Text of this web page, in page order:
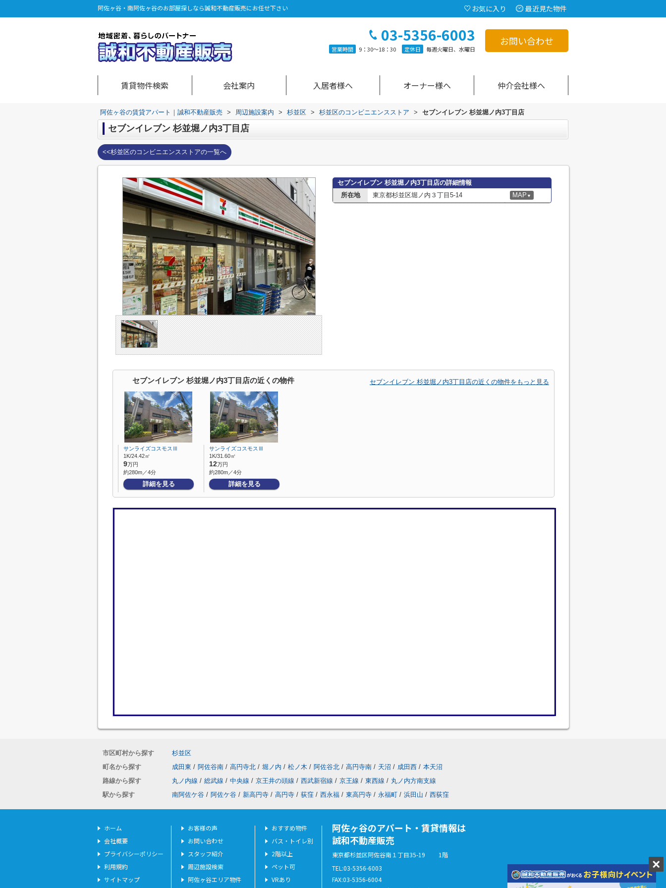
阿佐ヶ谷・南阿佐ヶ谷のお部屋探しなら誠和不動産販売にお任せ下さい お気に入り 最近見た物件
03-5356-6003
営業時間 9：30～18：30 定休日 毎週火曜日、水曜日
お問い合わせ
賃貸物件検索 会社案内 入居者様へ オーナー様へ 仲介会社様へ
阿佐ヶ谷の賃貸アパート｜誠和不動産販売 > 周辺施設案内 > 杉並区 > 杉並区のコンビニエンスストア > セブンイレブン 杉並堀ノ内3丁目店
セブンイレブン 杉並堀ノ内3丁目店
<<杉並区のコンビニエンスストアの一覧へ
セブンイレブン 杉並堀ノ内3丁目店の詳細情報
所在地
東京都杉並区堀ノ内３丁目5-14 MAP ▼
セブンイレブン 杉並堀ノ内3丁目店の近くの物件 セブンイレブン 杉並堀ノ内3丁目店の近くの物件をもっと見る
サンライズコスモスⅢ
1K/24.42㎡
9万円
約280m／4分
詳細を見る
サンライズコスモスⅢ
1K/31.60㎡
12万円
約280m／4分
詳細を見る
市区町村から探す
杉並区
町名から探す
成田東 / 阿佐谷南 / 高円寺北 / 堀ノ内 / 松ノ木 / 阿佐谷北 / 高円寺南 / 天沼 / 成田西 / 本天沼
路線から探す
丸ノ内線 / 総武線 / 中央線 / 京王井の頭線 / 西武新宿線 / 京王線 / 東西線 / 丸ノ内方南支線
駅から探す
南阿佐ケ谷 / 阿佐ケ谷 / 新高円寺 / 高円寺 / 荻窪 / 西永福 / 東高円寺 / 永福町 / 浜田山 / 西荻窪
ホーム
会社概要
プライバシーポリシー
利用規約
サイトマップ
お客様の声
お問い合わせ
スタッフ紹介
周辺施設検索
阿佐ヶ谷エリア物件
おすすめ物件
バス・トイレ別
2階以上
ペット可
VRあり
阿佐ヶ谷のアパート・賃貸情報は
誠和不動産販売
東京都杉並区阿佐谷南１丁目35-19 1階
TEL:03-5356-6003
FAX:03-5356-6004